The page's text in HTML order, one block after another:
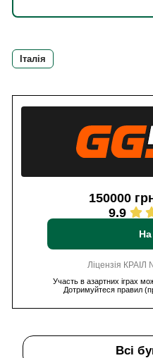
Італія
150000
9.9
На
Ліцензія
Участь в азартних іграх
Дотримуйтеся правил
Всі